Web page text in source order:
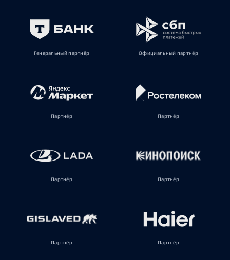
Генеральный партнёр Официальный партнёр
Партнёр Партнёр
Партнёр Партнёр
Партнёр Партнёр